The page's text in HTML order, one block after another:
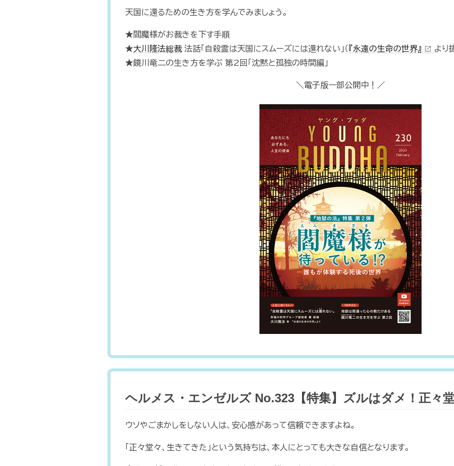
天国に還るための生き方を学んでみましょう。
★閻魔様がお裁きを下す手順
★大川隆法総裁法話「自殺霊は天国にスムーズには還れない」（ 『永遠の生命の世界』 open_in_new より
★鏡川竜二の生き方を学ぶ 第2回「沈黙と孤独の時間編」
＼電子版一部公開中！／
ヘルメス・エンゼルズ No.323【特集】ズルはダメ！正々
ウソやごまかしをしない人は、安心感があって信頼できますよね。
「正々堂々、生きてきた」という気持ちは、本人にとっても大きな自信となります。